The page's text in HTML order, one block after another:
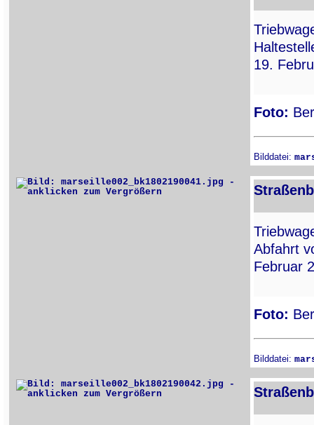
19.
Foto:
Bilddatei:
Abfahrt
Februar
Foto:
Bilddatei: